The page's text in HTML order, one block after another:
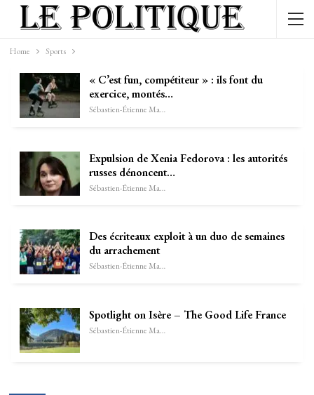
Home Sports
« C’est fun, compétiteur » : ils font du
exercice, montés…
Sébastien-Étienne Marechal
Expulsion de Xenia Fedorova : les autorités
russes dénoncent…
Sébastien-Étienne Marechal
Des écriteaux exploit à un duo de semaines
du arrachement
Sébastien-Étienne Marechal
Spotlight on Isère – The Good Life France
Sébastien-Étienne Marechal